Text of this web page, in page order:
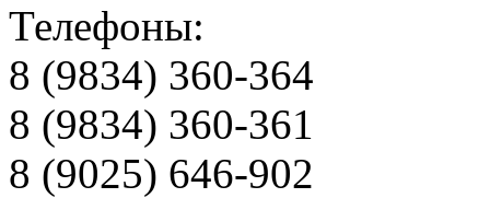
Телефоны:
8 (9834) 360-364
8 (9834) 360-361
8 (9025) 646-902